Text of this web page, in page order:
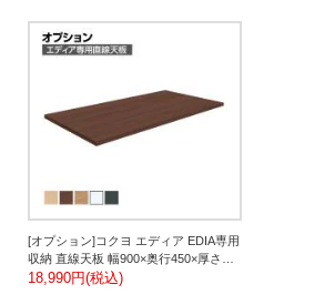
[オプション]コクヨ エディア EDIA専用
収納 直線天板 幅900×奥行450×厚さ
20mm BWUT-W9
18,990円(税込)